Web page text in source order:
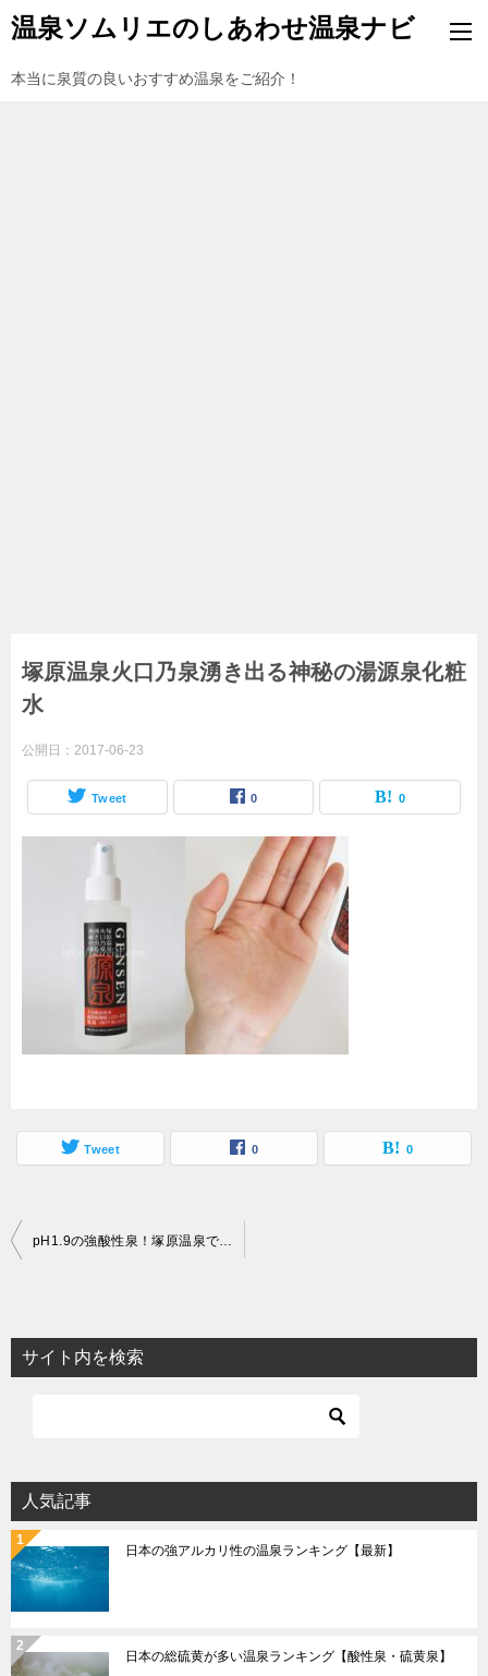
温泉ソムリエのしあわせ温泉ナビ
本当に泉質の良いおすすめ温泉をご紹介！
塚原温泉火口乃泉湧き出る神秘の湯源泉化粧
水
公開日： 2017-06-23
Tweet 0 0
Tweet 0 0
投
ビ
ゲ
ョ
ン
pH1.9の強酸性泉！塚原温泉で日本有数の強烈な激湯を体験！
サイト内を検索
人気記事
日本の強アルカリ性の温泉ランキング【最新】
日本の総硫黄が多い温泉ランキング【酸性泉・硫黄泉】